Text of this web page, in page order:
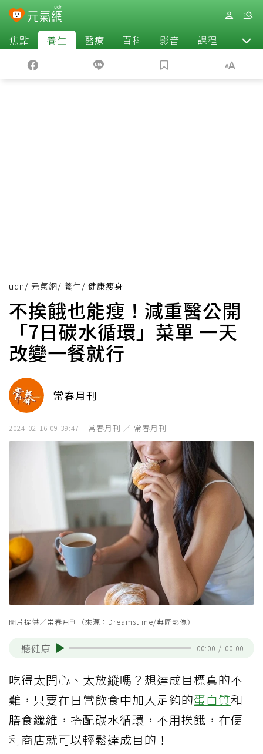
焦點 養生 醫療 百科 影音 課程 退休
udn/ 元氣網/ 養生/ 健康瘦身
不挨餓也能瘦！減重醫公開
「7日碳水循環」菜單 一天
改變一餐就行
常春月刊
2024-02-16 09:39:47 常春月刊 ／ 常春月刊
圖片提供／常春月刊（來源：Dreamstime/典匠影像）
聽健康 00:00 / 00:00
吃得太開心、太放縱嗎？想達成目標真的不
難，只要在日常飲食中加入足夠的蛋白質和
膳食纖維，搭配碳水循環，不用挨餓，在便
利商店就可以輕鬆達成目的！